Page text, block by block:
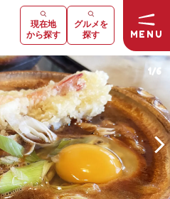
MENU
現在地
から探す
グルメを
探す
1 / 6